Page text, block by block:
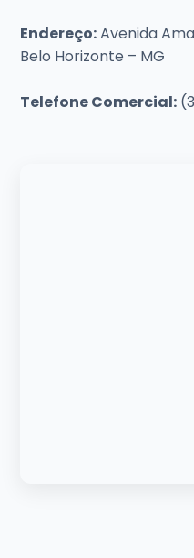
Endereço:Avenida
Belo Horizonte – MG
Telefone Comercial: